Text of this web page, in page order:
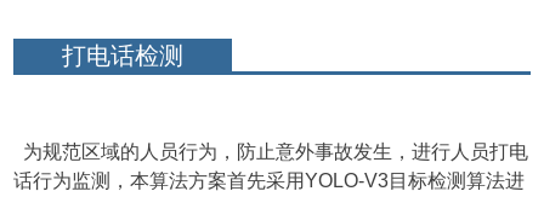
打电话检测
为规范区域的人员行为，防止意外事故发生，进行人员打电
话行为监测，本算法方案首先采用YOLO-V3目标检测算法进